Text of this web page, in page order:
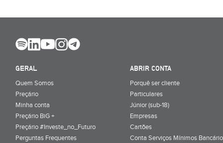
GERAL
Quem Somos
Preçário
Minha conta
Preçário BiG +
Preçário #Investe_no_Futuro
Perguntas Frequentes
ABRIR CONTA
Porquê ser cliente
Particulares
Júnior (sub-18)
Empresas
Cartões
Conta Serviços Mínimos